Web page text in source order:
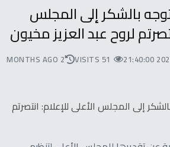
بالشكر إلى المجلس
لروح عبد العزيز مخيون
51 VISITS
2 MONTHS AGO